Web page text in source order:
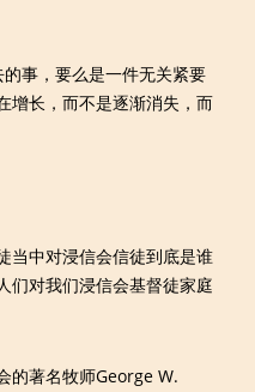
事，要么是一件无关紧要
增长，而不是逐渐消失，而
当中对浸信会信徒到底是谁
们对我们浸信会基督徒家庭
的著名牧师George W.